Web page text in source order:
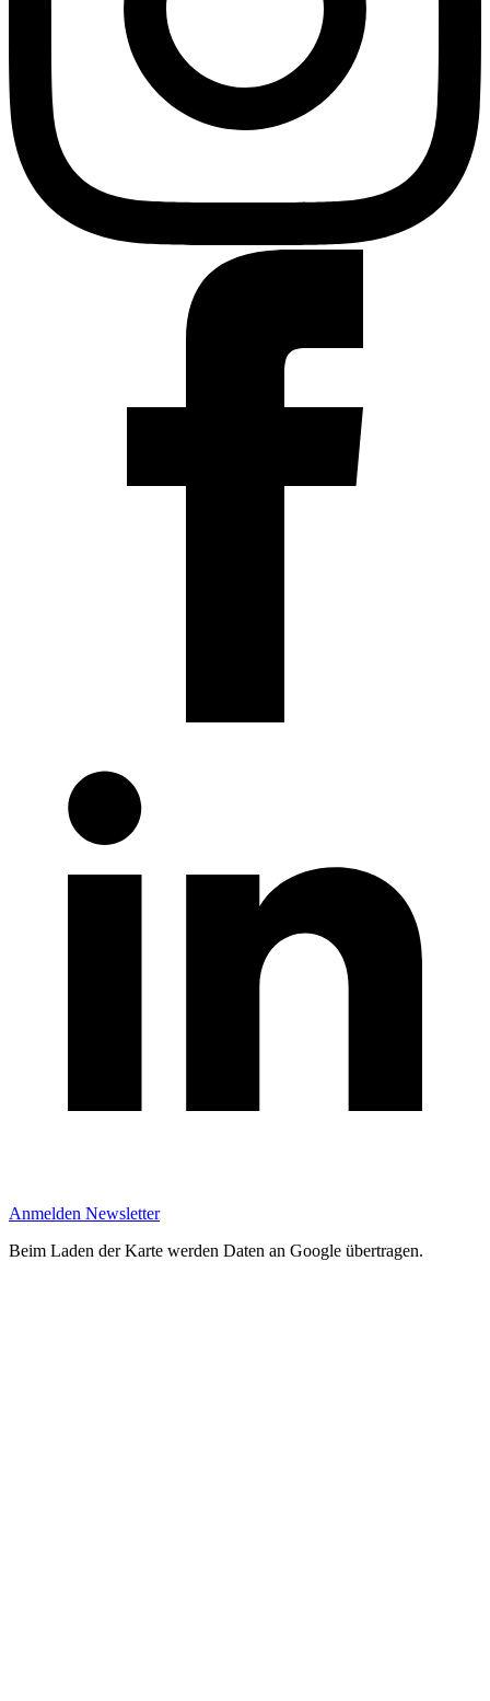
Anmelden Newsletter
Beim Laden der Karte werden Daten an Google übertragen.